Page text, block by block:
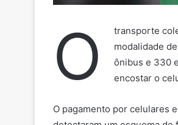
O
transporte
modalidade
ônibus e 330
encostar o
O pagamento por celulares